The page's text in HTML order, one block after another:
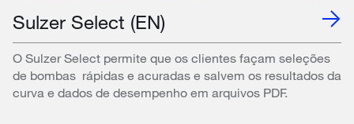
Sulzer Select (EN)
O Sulzer Select permite que os clientes façam seleções
de bombas rápidas e acuradas e salvem os resultados da
curva e dados de desempenho em arquivos PDF.